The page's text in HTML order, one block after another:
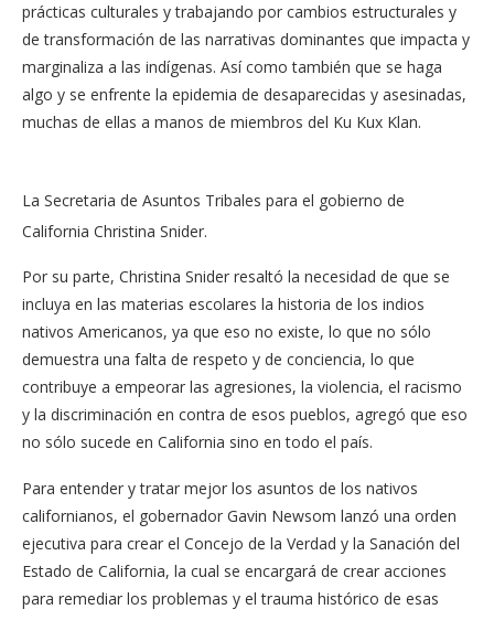
prácticas culturales y trabajando por cambios estructurales y
de transformación de las narrativas dominantes que impacta y
marginaliza a las indígenas. Así como también que se haga
algo y se enfrente la epidemia de desaparecidas y asesinadas,
muchas de ellas a manos de miembros del Ku Kux Klan.
La Secretaria de Asuntos Tribales para el gobierno de
California Christina Snider.
Por su parte, Christina Snider resaltó la necesidad de que se
incluya en las materias escolares la historia de los indios
nativos Americanos, ya que eso no existe, lo que no sólo
demuestra una falta de respeto y de conciencia, lo que
contribuye a empeorar las agresiones, la violencia, el racismo
y la discriminación en contra de esos pueblos, agregó que eso
no sólo sucede en California sino en todo el país.
Para entender y tratar mejor los asuntos de los nativos
californianos, el gobernador Gavin Newsom lanzó una orden
ejecutiva para crear el Concejo de la Verdad y la Sanación del
Estado de California, la cual se encargará de crear acciones
para remediar los problemas y el trauma histórico de esas